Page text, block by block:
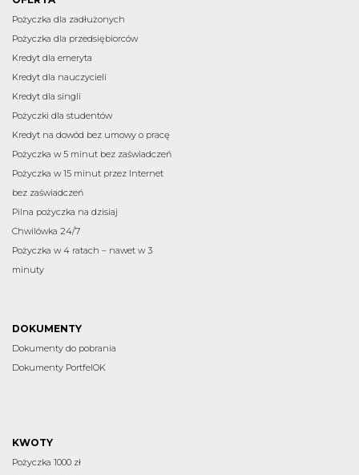
Pożyczka dla zadłużonych
Pożyczka dla przedsiębiorców
Kredyt dla emeryta
Kredyt dla nauczycieli
Kredyt dla singli
Pożyczki dla studentów
Kredyt na dowód bez umowy o pracę
Pożyczka w 5 minut bez zaświadczeń
Pożyczka w 15 minut przez Internet
bez zaświadczeń
Pilna pożyczka na dzisiaj
Chwilówka 24/7
Pożyczka w 4 ratach – nawet w 3
minuty
DOKUMENTY
Dokumenty do pobrania
Dokumenty PortfelOK
KWOTY
Pożyczka 1000 zł